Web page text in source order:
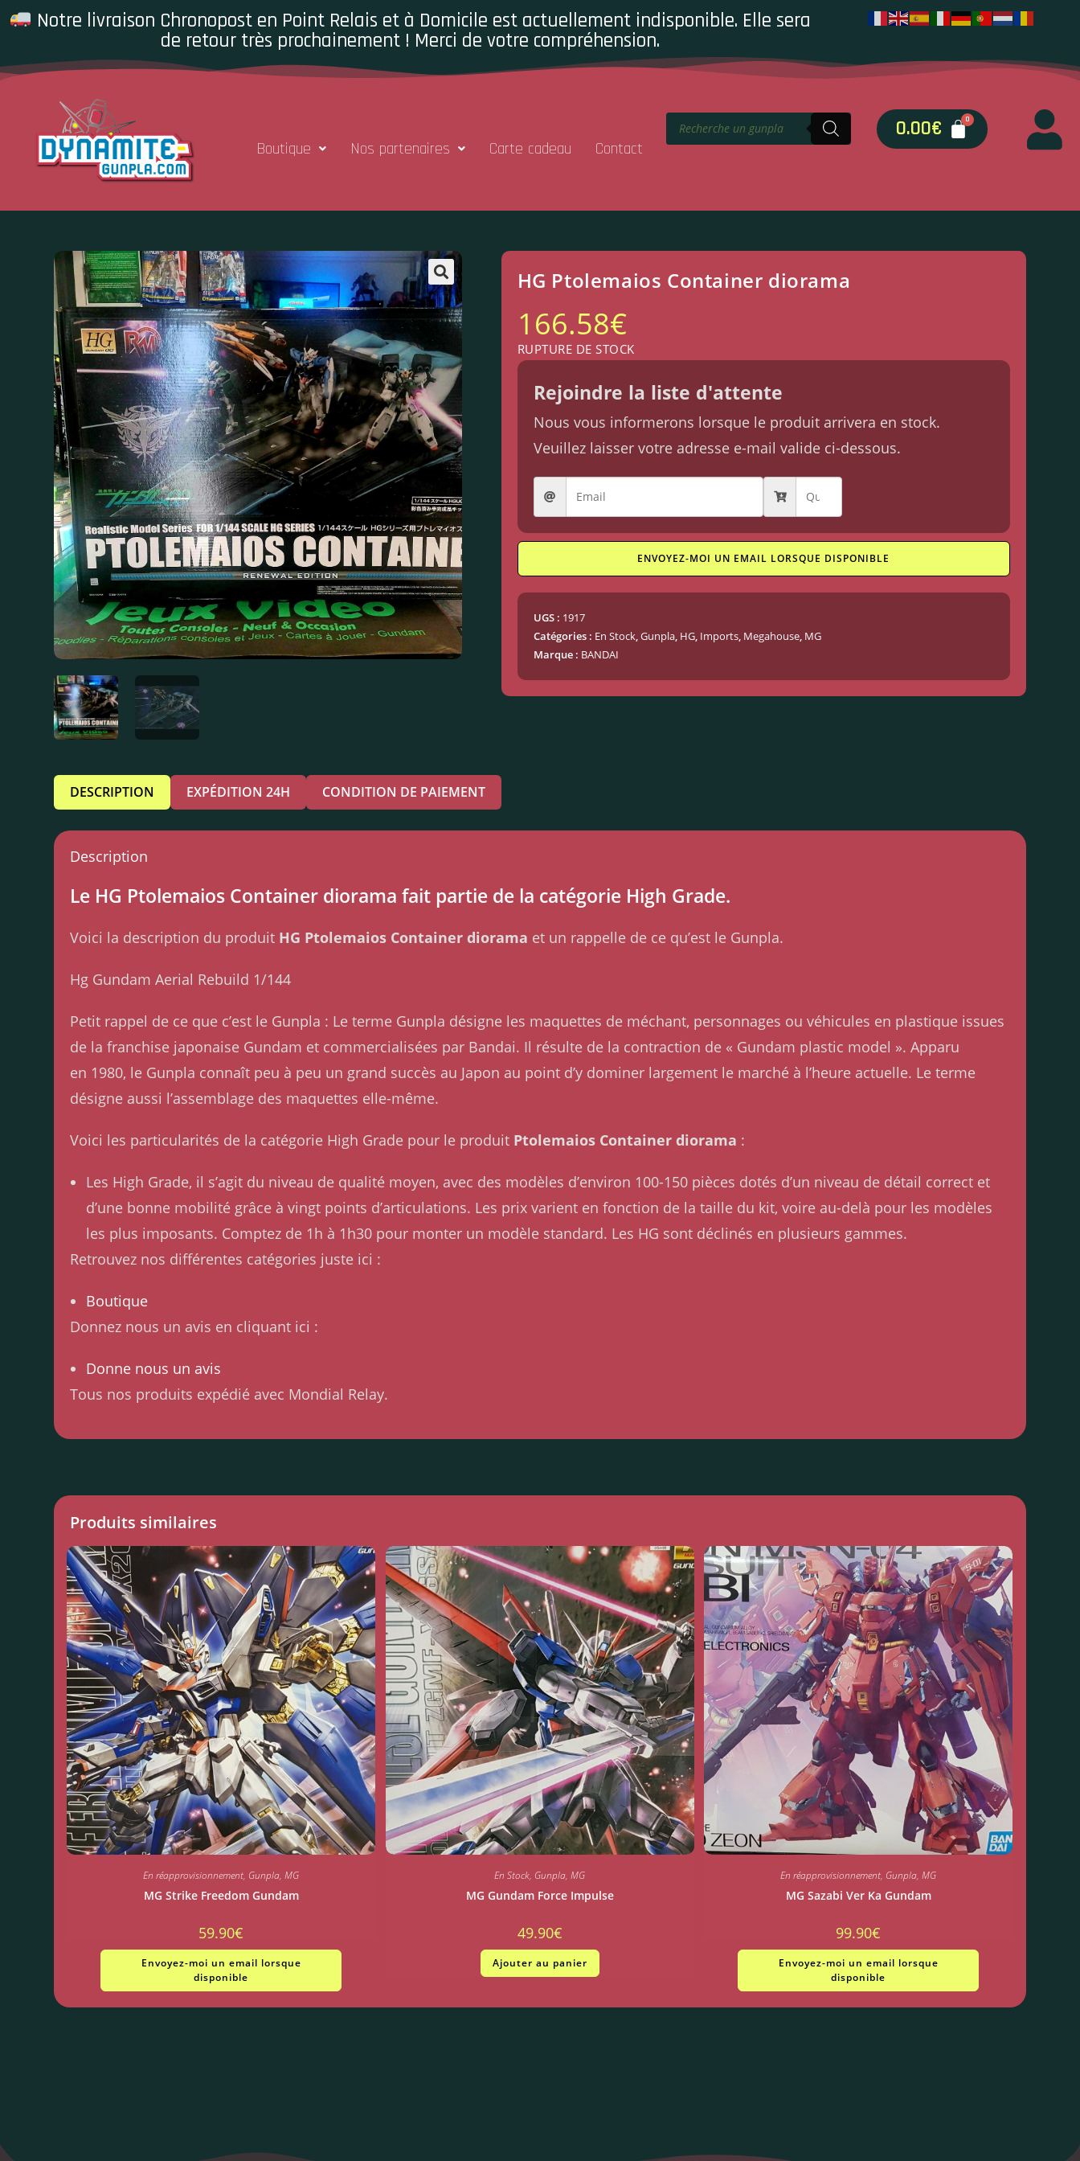
Notre livraison Chronopost en Point Relais et à Domicile est actuellement indisponible. Elle sera
de retour très prochainement ! Merci de votre compréhension.
Boutique Nos partenaires Carte cadeau Contact
0.00€
HG Ptolemaios Container diorama
166.58€
RUPTURE DE STOCK
Rejoindre la liste d'attente
Nous vous informerons lorsque le produit arrivera en stock.
Veuillez laisser votre adresse e-mail valide ci-dessous.
ENVOYEZ-MOI UN EMAIL LORSQUE DISPONIBLE
UGS : 1917
Catégories : En Stock, Gunpla, HG, Imports, Megahouse, MG
Marque : BANDAI
DESCRIPTION EXPÉDITION 24H CONDITION DE PAIEMENT
Description
Le HG Ptolemaios Container diorama fait partie de la catégorie High Grade.
Voici la description du produit HG Ptolemaios Container diorama et un rappelle de ce qu’est le Gunpla.
Hg Gundam Aerial Rebuild 1/144
Petit rappel de ce que c’est le Gunpla : Le terme Gunpla désigne les maquettes de méchant, personnages ou véhicules en plastique issues
de la franchise japonaise Gundam et commercialisées par Bandai. Il résulte de la contraction de « Gundam plastic model ». Apparu
en 1980, le Gunpla connaît peu à peu un grand succès au Japon au point d’y dominer largement le marché à l’heure actuelle. Le terme
désigne aussi l’assemblage des maquettes elle-même.
Voici les particularités de la catégorie High Grade pour le produit Ptolemaios Container diorama :
Les High Grade, il s’agit du niveau de qualité moyen, avec des modèles d’environ 100-150 pièces dotés d’un niveau de détail correct et
d’une bonne mobilité grâce à vingt points d’articulations. Les prix varient en fonction de la taille du kit, voire au-delà pour les modèles
les plus imposants. Comptez de 1h à 1h30 pour monter un modèle standard. Les HG sont déclinés en plusieurs gammes.
Retrouvez nos différentes catégories juste ici :
Boutique
Donnez nous un avis en cliquant ici :
Donne nous un avis
Tous nos produits expédié avec Mondial Relay.
Produits similaires
En réapprovisionnement, Gunpla,MG
MG Strike Freedom Gundam
59.90€
Envoyez-moi un email lorsque
disponible
En Stock, Gunpla,MG
MG Gundam Force Impulse
49.90€
Ajouter au panier
En réapprovisionnement, Gunpla,MG
MG Sazabi Ver Ka Gundam
99.90€
Envoyez-moi un email lorsque
disponible